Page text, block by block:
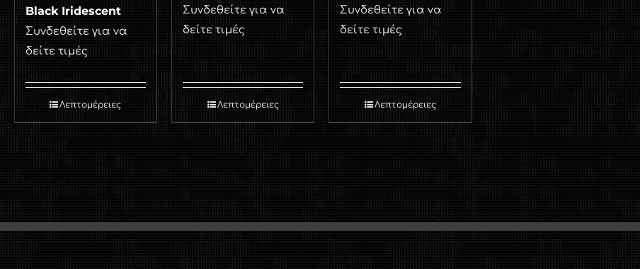
Black Iridescent
Συνδεθείτε για να
δείτε τιμές
Λεπτομέρειες
Συνδεθείτε για να
δείτε τιμές
Λεπτομέρειες
Συνδεθείτε για να
δείτε τιμές
Λεπτομέρειες